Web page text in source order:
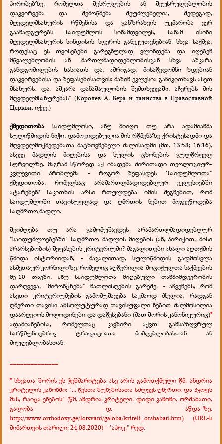
პირობებზე, რომელთა შესრულების ან შეუსრულებლობის
დაკვირვება და შემოწმება შეუძლებელია, შედეგად,
მღვდელმსახურის რწმენისა და განზრახვის უკმარობა ვერ
გაანადგურებს საიდუმლოს სინამდვილეს, სანამ ისინი
მღვდელმსახურის სინდისის სფეროს განეკუთვნებიან. სხვა საქმეა,
როდესაც ეს თვისებები გარეგნულად ვლინდება და იღებენ
მწვალებლობის ან მართლმადიდებლობისგან სხვა აშკარა
განდგომილების ხასიათს და, ამრიგად, მისაწვდომნი ხდებიან
დაკვირვებისა და შეფასებისათვის: მაშინ ეკლესია განიკითხავს ასეთ
მსახურს, და, აშკარა დანაშაულობის შემთხვევაში, აჩერებს მის
მღვდელმსახურებას" (Королев А. Вера и таинства в Православной
Церкви. იქვე.)
ქმედითობა საიდუმლოსი, ანუ მიიღო თუ არა ადამიანმა
სულიწმიდის ნიჭი, დამოკიდებულია მის რწმენაზე ქრისტესადმი და
მღვდელმოქმედებათა მაცხოვნებელი ძალისადმი (მთ. 13:58; 16:16),
ასევე მადლის მიღებისა და სულის ცხონების გულწრფელ
სურვილზე. მაგრამ სწორედ აქ იბადება ძირითადი თეოლოგიურ-
კვლევითი პრობლემა - როგორ შეფასდეს "საიდუმლოთა"
ქმედითობა, რომელსაც არამართლმადიდებლურ ეკლესიებში
ატარებენ? საკითხის არსი რთულდება იმის შეგნებით, რომ
საიდუმლოში თავისუფლად და ღმრთის ნებით მოგვეწოდება
საღმრთო მადლი.
შეიძლება თუ არა გამომუშავდეს არამართლმადიდებლურ
"საიდუმლოებებში" საღმრთო მადლის მიღების (ან, პირიქით, მისი
არარსებობის) შეფასების კრიტერიუმი? მაგალითები ახალი აღთქმის
წმიდა ისტორიიდან, - მაგალითად, სულიწმიდის გადმოსვლა
ასმეთაურ კორნილიზე, რომელიც აღწერილია მოციქულთა საქმეების
მე-10 თავში, ანუ საიდუმლოთა მიღებული თანმიმდევრობის
დარღვევა, "მირონცხება" ნათლისღების გარეშე, - აჩვენებს, რომ
ასეთი კრიტერიუმების გამომუშავება საკმაოდ ძნელია, რადგან
ღმერთი თავისი აბსოლუტურად თავისუფალი ნებით ძალმოსილია
დაარღვიოს მოლოდინები და დაწესებანი (მათ შორის კანონიკურიც)*
ადამიანებისა,
რომელთაც კავშირი აქვთ განსაზღვრულ
სარწმუნოებრივ ტრადიციათა მიმღებლობასთან ან
მიუღებლობასთან.
*სხვათა შორის ეს ჭეშმარიტება ასე არის გამოთქმული წმ. ანდრია
კრიტელის კანონში: "... წესთა ბუნებისათა სძლევს ღმერთი, და ჰყოფს
მას, რაიცა ენებოს" (წმ. ანდრია კრიტელი. დიდი კანონი. ორშაბათი.
გალობა დ. აწდა-ზე.
http://www.orthodoxy.ge/lotsvani/galoba/kriteli_orshabati.htm) (URL-ს
მიმართვის თარიღი: 24.08.2020) – "აპოკ." რედ.